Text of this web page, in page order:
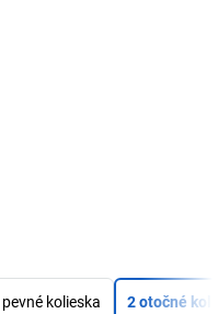
kolieska 2 otočné